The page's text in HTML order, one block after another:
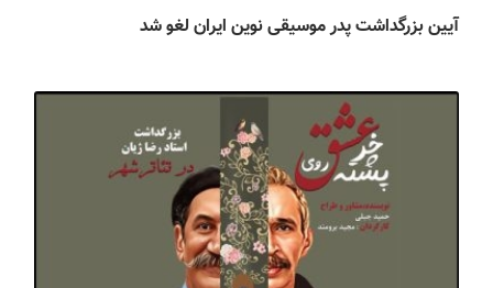
آیین بزرگداشت پدر موسیقی نوین ایران لغو شد